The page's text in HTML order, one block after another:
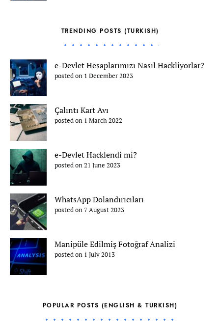
TRENDING POSTS (TURKISH)
e-Devlet Hesaplarımızı Nasıl Hackliyorlar?
posted on 1 December 2023
Çalıntı Kart Avı
posted on 1 March 2022
e-Devlet Hacklendi mi?
posted on 21 June 2023
WhatsApp Dolandırıcıları
posted on 7 August 2023
Manipüle Edilmiş Fotoğraf Analizi
posted on 1 July 2013
POPULAR POSTS (ENGLISH & TURKISH)